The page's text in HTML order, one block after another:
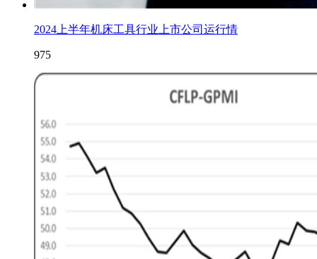
2024上半年机床工具行业上市公司运行情
975